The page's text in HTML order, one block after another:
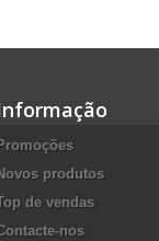
Promoções
produtos
de vendas
nos